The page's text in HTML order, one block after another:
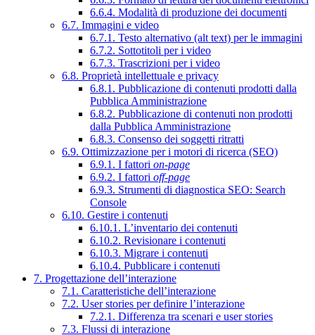
6.6.4. Modalità di produzione dei documenti
6.7. Immagini e video
6.7.1. Testo alternativo (alt text) per le immagini
6.7.2. Sottotitoli per i video
6.7.3. Trascrizioni per i video
6.8. Proprietà intellettuale e privacy
6.8.1. Pubblicazione di contenuti prodotti dalla
Pubblica Amministrazione
6.8.2. Pubblicazione di contenuti non prodotti
dalla Pubblica Amministrazione
6.8.3. Consenso dei soggetti ritratti
6.9. Ottimizzazione per i motori di ricerca (SEO)
6.9.1. I fattori on-page
6.9.2. I fattori off-page
6.9.3. Strumenti di diagnostica SEO: Search
Console
6.10. Gestire i contenuti
6.10.1. L’inventario dei contenuti
6.10.2. Revisionare i contenuti
6.10.3. Migrare i contenuti
6.10.4. Pubblicare i contenuti
7. Progettazione dell’interazione
7.1. Caratteristiche dell’interazione
7.2. User stories per definire l’interazione
7.2.1. Differenza tra scenari e user stories
7.3. Flussi di interazione